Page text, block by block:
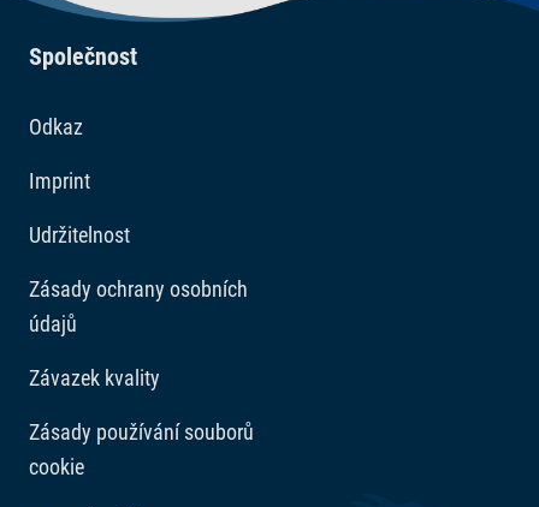
Společnost
Odkaz
Imprint
Udržitelnost
Zásady ochrany osobních
údajů
Závazek kvality
Zásady používání souborů
cookie